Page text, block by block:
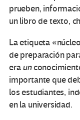
prueben,
un libro de texto,
La etiqueta
de preparación
eraun
importante que
los estudiantes,
en la universidad.